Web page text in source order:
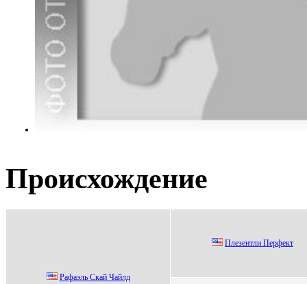
Происхождение
Рафаэль Cкай Чайлд
Плезентли Пеpфект